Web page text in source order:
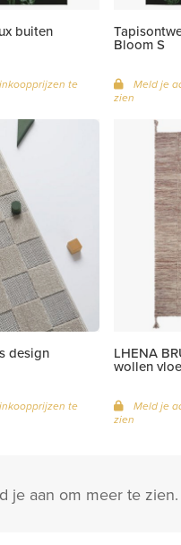
buiten
te
Bloom S
Meld je
zien
design
te
LHENA
wollen
Meld je
zien
je aan om meer te zien.